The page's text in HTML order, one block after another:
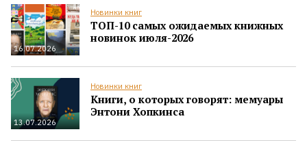
16.07.2026
Новинки книг
ТОП-10 самых ожидаемых книжных
новинок июля-2026
13.07.2026
Новинки книг
Книги, о которых говорят: мемуары
Энтони Хопкинса